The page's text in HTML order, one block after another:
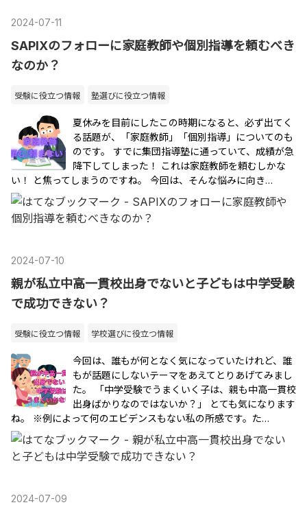
2024-07-11
SAPIXのフォローに家庭教師や個別指導を頼むべき
なのか？
受験に役立つ情報 塾選びに役立つ情報
夏休みを目前にしたこの時期になると、必ず出てく
る話題が、「家庭教師」「個別指導」についてのも
のです。 すでに集団指導塾に通っていて、成績が急
降下してしまった！ これは家庭教師を頼むしかな
い！ と焦ってしまうのですね。 今回は、そんな悩みに向き…
2024-07-10
親が私立中高一貫校出身でないと子どもは中学受験
で成功できない？
受験に役立つ情報 学校選びに役立つ情報
今回は、誰もが何となく気になっていたけれど、誰
もが話題にしないテーマをあえてとりあげてみまし
た。 「中学受験でうまくいく子は、親も中高一貫校
出身ばかりなのではないか？」 とても気になります
ね。 ※例によって何のエビデンスもない私の所感です。た…
2024-07-09